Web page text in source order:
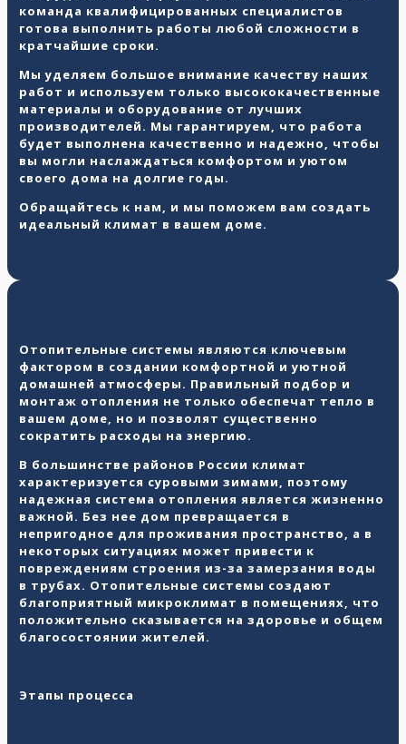
команда квалифицированных специалистов
готова выполнить работы любой сложности в
кратчайшие сроки.
Мы уделяем большое внимание качеству наших
работ и используем только высококачественные
материалы и оборудование от лучших
производителей. Мы гарантируем, что работа
будет выполнена качественно и надежно, чтобы
вы могли наслаждаться комфортом и уютом
своего дома на долгие годы.
Обращайтесь к нам, и мы поможем вам создать
идеальный климат в вашем доме.
Отопительные системы являются ключевым
фактором в создании комфортной и уютной
домашней атмосферы. Правильный подбор и
монтаж отопления не только обеспечат тепло в
вашем доме, но и позволят существенно
сократить расходы на энергию.
В большинстве районов России климат
характеризуется суровыми зимами, поэтому
надежная система отопления является жизненно
важной. Без нее дом превращается в
непригодное для проживания пространство, а в
некоторых ситуациях может привести к
повреждениям строения из-за замерзания воды
в трубах. Отопительные системы создают
благоприятный микроклимат в помещениях, что
положительно сказывается на здоровье и общем
благосостоянии жителей.
Этапы процесса